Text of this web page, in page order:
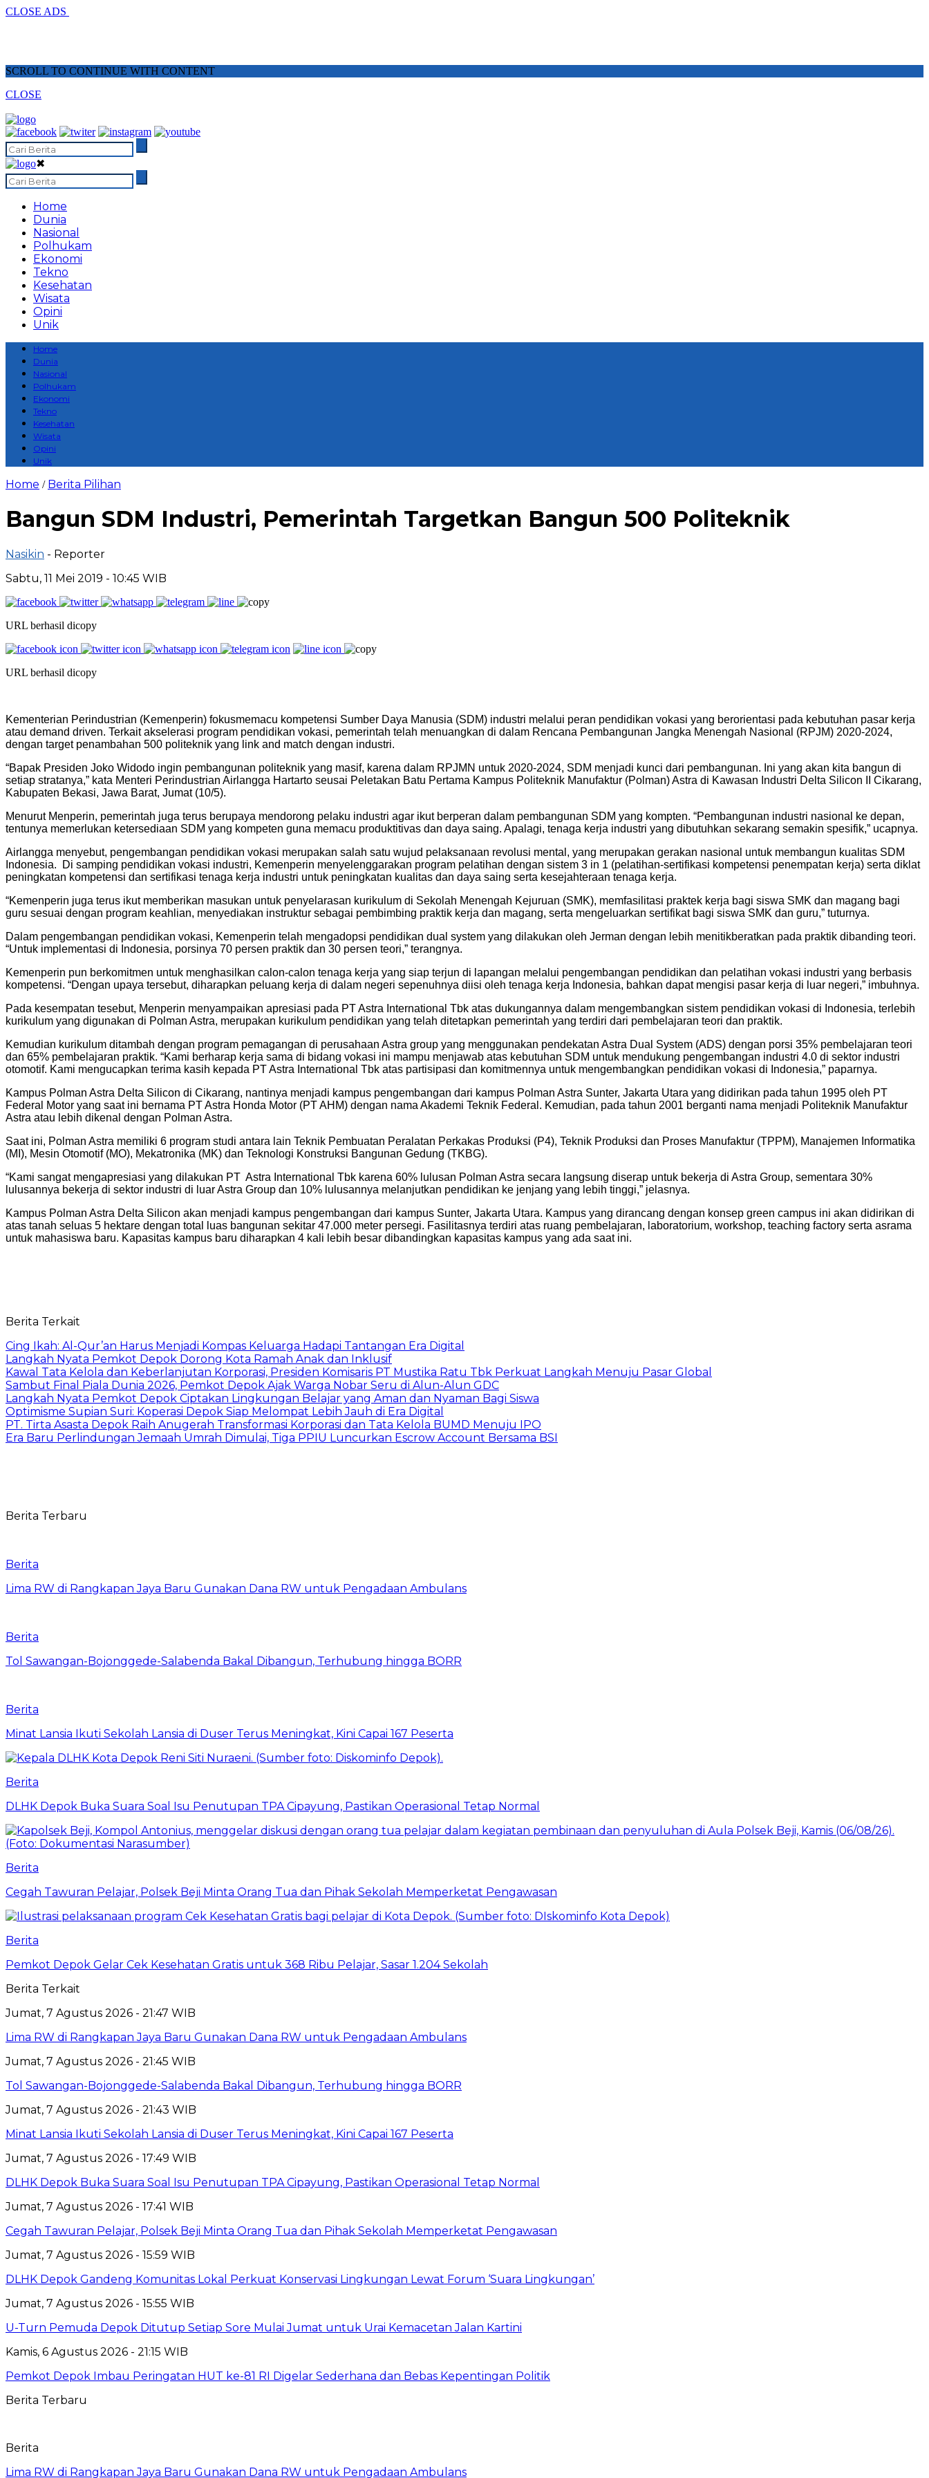
CLOSE ADS
SCROLL TO CONTINUE WITH CONTENT
CLOSE
✖
Home
Dunia
Nasional
Polhukam
Ekonomi
Tekno
Kesehatan
Wisata
Opini
Unik
Home
Dunia
Nasional
Polhukam
Ekonomi
Tekno
Kesehatan
Wisata
Opini
Unik
Home / Berita Pilihan
Bangun SDM Industri, Pemerintah Targetkan Bangun 500 Politeknik
Nasikin - Reporter
Sabtu, 11 Mei 2019 - 10:45 WIB
URL berhasil dicopy
URL berhasil dicopy
Kementerian Perindustrian (Kemenperin) fokusmemacu kompetensi Sumber Daya Manusia (SDM) industri melalui peran pendidikan vokasi yang berorientasi pada kebutuhan pasar kerja
atau demand driven. Terkait akselerasi program pendidikan vokasi, pemerintah telah menuangkan di dalam Rencana Pembangunan Jangka Menengah Nasional (RPJM) 2020-2024,
dengan target penambahan 500 politeknik yang link and match dengan industri.
“Bapak Presiden Joko Widodo ingin pembangunan politeknik yang masif, karena dalam RPJMN untuk 2020-2024, SDM menjadi kunci dari pembangunan. Ini yang akan kita bangun di
setiap stratanya,” kata Menteri Perindustrian Airlangga Hartarto seusai Peletakan Batu Pertama Kampus Politeknik Manufaktur (Polman) Astra di Kawasan Industri Delta Silicon II Cikarang,
Kabupaten Bekasi, Jawa Barat, Jumat (10/5).
Menurut Menperin, pemerintah juga terus berupaya mendorong pelaku industri agar ikut berperan dalam pembangunan SDM yang kompten. “Pembangunan industri nasional ke depan,
tentunya memerlukan ketersediaan SDM yang kompeten guna memacu produktitivas dan daya saing. Apalagi, tenaga kerja industri yang dibutuhkan sekarang semakin spesifik,” ucapnya.
Airlangga menyebut, pengembangan pendidikan vokasi merupakan salah satu wujud pelaksanaan revolusi mental, yang merupakan gerakan nasional untuk membangun kualitas SDM
Indonesia. Di samping pendidikan vokasi industri, Kemenperin menyelenggarakan program pelatihan dengan sistem 3 in 1 (pelatihan-sertifikasi kompetensi penempatan kerja) serta diklat
peningkatan kompetensi dan sertifikasi tenaga kerja industri untuk peningkatan kualitas dan daya saing serta kesejahteraan tenaga kerja.
“Kemenperin juga terus ikut memberikan masukan untuk penyelarasan kurikulum di Sekolah Menengah Kejuruan (SMK), memfasilitasi praktek kerja bagi siswa SMK dan magang bagi
guru sesuai dengan program keahlian, menyediakan instruktur sebagai pembimbing praktik kerja dan magang, serta mengeluarkan sertifikat bagi siswa SMK dan guru,” tuturnya.
Dalam pengembangan pendidikan vokasi, Kemenperin telah mengadopsi pendidikan dual system yang dilakukan oleh Jerman dengan lebih menitikberatkan pada praktik dibanding teori.
“Untuk implementasi di Indonesia, porsinya 70 persen praktik dan 30 persen teori,” terangnya.
Kemenperin pun berkomitmen untuk menghasilkan calon-calon tenaga kerja yang siap terjun di lapangan melalui pengembangan pendidikan dan pelatihan vokasi industri yang berbasis
kompetensi. “Dengan upaya tersebut, diharapkan peluang kerja di dalam negeri sepenuhnya diisi oleh tenaga kerja Indonesia, bahkan dapat mengisi pasar kerja di luar negeri,” imbuhnya.
Pada kesempatan tesebut, Menperin menyampaikan apresiasi pada PT Astra International Tbk atas dukungannya dalam mengembangkan sistem pendidikan vokasi di Indonesia, terlebih
kurikulum yang digunakan di Polman Astra, merupakan kurikulum pendidikan yang telah ditetapkan pemerintah yang terdiri dari pembelajaran teori dan praktik.
Kemudian kurikulum ditambah dengan program pemagangan di perusahaan Astra group yang menggunakan pendekatan Astra Dual System (ADS) dengan porsi 35% pembelajaran teori
dan 65% pembelajaran praktik. “Kami berharap kerja sama di bidang vokasi ini mampu menjawab atas kebutuhan SDM untuk mendukung pengembangan industri 4.0 di sektor industri
otomotif. Kami mengucapkan terima kasih kepada PT Astra International Tbk atas partisipasi dan komitmennya untuk mengembangkan pendidikan vokasi di Indonesia,” paparnya.
Kampus Polman Astra Delta Silicon di Cikarang, nantinya menjadi kampus pengembangan dari kampus Polman Astra Sunter, Jakarta Utara yang didirikan pada tahun 1995 oleh PT
Federal Motor yang saat ini bernama PT Astra Honda Motor (PT AHM) dengan nama Akademi Teknik Federal. Kemudian, pada tahun 2001 berganti nama menjadi Politeknik Manufaktur
Astra atau lebih dikenal dengan Polman Astra.
Saat ini, Polman Astra memiliki 6 program studi antara lain Teknik Pembuatan Peralatan Perkakas Produksi (P4), Teknik Produksi dan Proses Manufaktur (TPPM), Manajemen Informatika
(MI), Mesin Otomotif (MO), Mekatronika (MK) dan Teknologi Konstruksi Bangunan Gedung (TKBG).
“Kami sangat mengapresiasi yang dilakukan PT Astra International Tbk karena 60% lulusan Polman Astra secara langsung diserap untuk bekerja di Astra Group, sementara 30%
lulusannya bekerja di sektor industri di luar Astra Group dan 10% lulusannya melanjutkan pendidikan ke jenjang yang lebih tinggi,” jelasnya.
Kampus Polman Astra Delta Silicon akan menjadi kampus pengembangan dari kampus Sunter, Jakarta Utara. Kampus yang dirancang dengan konsep green campus ini akan didirikan di
atas tanah seluas 5 hektare dengan total luas bangunan sekitar 47.000 meter persegi. Fasilitasnya terdiri atas ruang pembelajaran, laboratorium, workshop, teaching factory serta asrama
untuk mahasiswa baru. Kapasitas kampus baru diharapkan 4 kali lebih besar dibandingkan kapasitas kampus yang ada saat ini.
Berita Terkait
Cing Ikah: Al-Qur’an Harus Menjadi Kompas Keluarga Hadapi Tantangan Era Digital
Langkah Nyata Pemkot Depok Dorong Kota Ramah Anak dan Inklusif
Kawal Tata Kelola dan Keberlanjutan Korporasi, Presiden Komisaris PT Mustika Ratu Tbk Perkuat Langkah Menuju Pasar Global
Sambut Final Piala Dunia 2026, Pemkot Depok Ajak Warga Nobar Seru di Alun-Alun GDC
Langkah Nyata Pemkot Depok Ciptakan Lingkungan Belajar yang Aman dan Nyaman Bagi Siswa
Optimisme Supian Suri: Koperasi Depok Siap Melompat Lebih Jauh di Era Digital
PT. Tirta Asasta Depok Raih Anugerah Transformasi Korporasi dan Tata Kelola BUMD Menuju IPO
Era Baru Perlindungan Jemaah Umrah Dimulai, Tiga PPIU Luncurkan Escrow Account Bersama BSI
Berita Terbaru
Berita
Lima RW di Rangkapan Jaya Baru Gunakan Dana RW untuk Pengadaan Ambulans
Berita
Tol Sawangan-Bojonggede-Salabenda Bakal Dibangun, Terhubung hingga BORR
Berita
Minat Lansia Ikuti Sekolah Lansia di Duser Terus Meningkat, Kini Capai 167 Peserta
Berita
DLHK Depok Buka Suara Soal Isu Penutupan TPA Cipayung, Pastikan Operasional Tetap Normal
Berita
Cegah Tawuran Pelajar, Polsek Beji Minta Orang Tua dan Pihak Sekolah Memperketat Pengawasan
Berita
Pemkot Depok Gelar Cek Kesehatan Gratis untuk 368 Ribu Pelajar, Sasar 1.204 Sekolah
Berita Terkait
Jumat, 7 Agustus 2026 - 21:47 WIB
Lima RW di Rangkapan Jaya Baru Gunakan Dana RW untuk Pengadaan Ambulans
Jumat, 7 Agustus 2026 - 21:45 WIB
Tol Sawangan-Bojonggede-Salabenda Bakal Dibangun, Terhubung hingga BORR
Jumat, 7 Agustus 2026 - 21:43 WIB
Minat Lansia Ikuti Sekolah Lansia di Duser Terus Meningkat, Kini Capai 167 Peserta
Jumat, 7 Agustus 2026 - 17:49 WIB
DLHK Depok Buka Suara Soal Isu Penutupan TPA Cipayung, Pastikan Operasional Tetap Normal
Jumat, 7 Agustus 2026 - 17:41 WIB
Cegah Tawuran Pelajar, Polsek Beji Minta Orang Tua dan Pihak Sekolah Memperketat Pengawasan
Jumat, 7 Agustus 2026 - 15:59 WIB
DLHK Depok Gandeng Komunitas Lokal Perkuat Konservasi Lingkungan Lewat Forum ‘Suara Lingkungan’
Jumat, 7 Agustus 2026 - 15:55 WIB
U-Turn Pemuda Depok Ditutup Setiap Sore Mulai Jumat untuk Urai Kemacetan Jalan Kartini
Kamis, 6 Agustus 2026 - 21:15 WIB
Pemkot Depok Imbau Peringatan HUT ke-81 RI Digelar Sederhana dan Bebas Kepentingan Politik
Berita Terbaru
Berita
Lima RW di Rangkapan Jaya Baru Gunakan Dana RW untuk Pengadaan Ambulans